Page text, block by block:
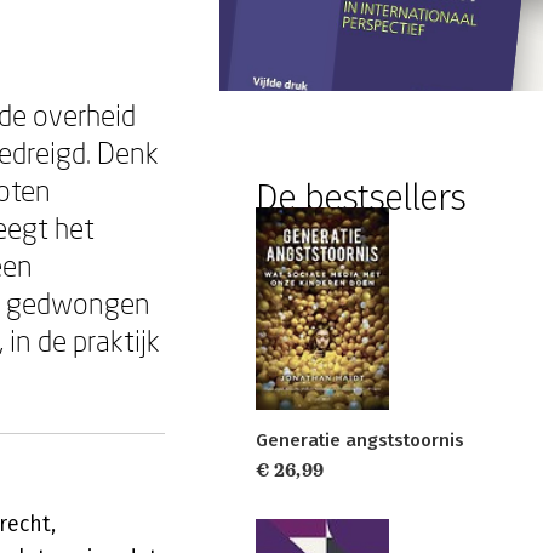
overheid
Denk
het
de praktijk
De bestsellers
Generatie angststoornis
€ 26,99